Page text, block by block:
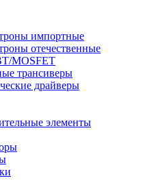
импортные
отечественные
MOSFET
трансиверы
драйверы
элементы